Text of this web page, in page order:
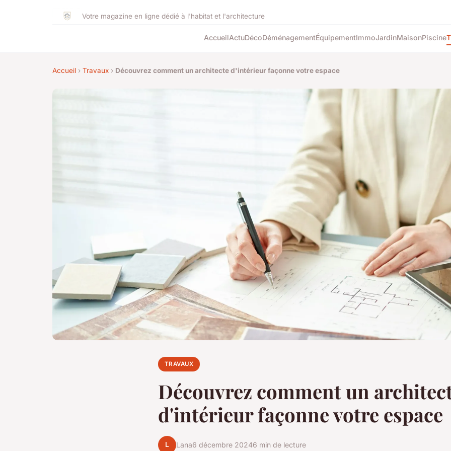
Votre magazine en ligne dédié à l'habitat et l'architecture
AccueilActuDécoDéménagementÉquipementImmoJardinMaisonPiscine
Accueil › Travaux › Découvrez comment un architecte d'intérieur façonne votre espace
TRAVAUX
Découvrez comment un
d'intérieur façonne votre espace
L Lana6 décembre 20246 min de lecture